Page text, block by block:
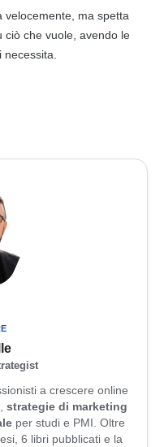
velocemente, ma spetta
ciò che vuole, avendo le
a crescere online
, strategie di marketing
per studi e PMI. Oltre
6 libri pubblicati e la